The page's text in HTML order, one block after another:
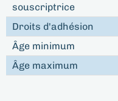
souscriptrice
Droits d'adhésion
Âge minimum
Âge maximum